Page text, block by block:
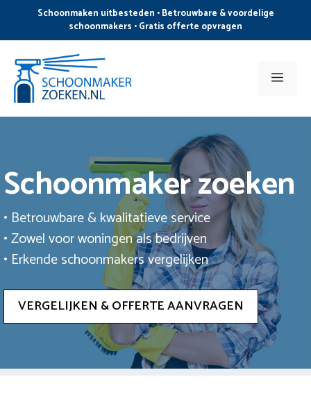
de
inhoud
Schoonmaken uitbesteden • Betrouwbare & voordelige
schoonmakers • Gratis offerte opvragen
Menu
Schoonmaker zoeken
• Betrouwbare & kwalitatieve service
• Zowel voor woningen als bedrijven
• Erkende schoonmakers vergelijken
VERGELIJKEN & OFFERTE AANVRAGEN